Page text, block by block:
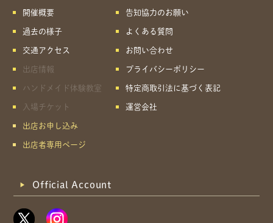
開催概要
過去の様子
交通アクセス
出店情報
ハンドメイド体験教室
入場チケット
出店お申し込み
出店者専用ページ
告知協力のお願い
よくある質問
お問い合わせ
プライバシーポリシー
特定商取引法に基づく表記
運営会社
Official Account